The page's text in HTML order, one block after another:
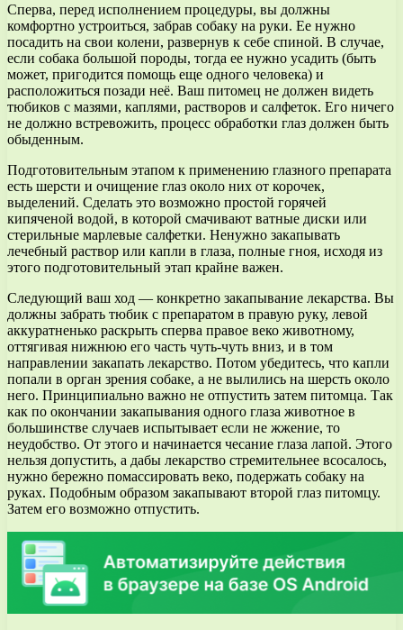
Сперва, перед исполнением процедуры, вы должны
комфортно устроиться, забрав собаку на руки. Ее нужно
посадить на свои колени, развернув к себе спиной. В случае,
если собака большой породы, тогда ее нужно усадить (быть
может, пригодится помощь еще одного человека) и
расположиться позади неё. Ваш питомец не должен видеть
тюбиков с мазями, каплями, растворов и салфеток. Его ничего
не должно встревожить, процесс обработки глаз должен быть
обыденным.
Подготовительным этапом к применению глазного препарата
есть шерсти и очищение глаз около них от корочек,
выделений. Сделать это возможно простой горячей
кипяченой водой, в которой смачивают ватные диски или
стерильные марлевые салфетки. Ненужно закапывать
лечебный раствор или капли в глаза, полные гноя, исходя из
этого подготовительный этап крайне важен.
Следующий ваш ход — конкретно закапывание лекарства. Вы
должны забрать тюбик с препаратом в правую руку, левой
аккуратненько раскрыть сперва правое веко животному,
оттягивая нижнюю его часть чуть-чуть вниз, и в том
направлении закапать лекарство. Потом убедитесь, что капли
попали в орган зрения собаке, а не вылились на шерсть около
него. Принципиально важно не отпустить затем питомца. Так
как по окончании закапывания одного глаза животное в
большинстве случаев испытывает если не жжение, то
неудобство. От этого и начинается чесание глаза лапой. Этого
нельзя допустить, а дабы лекарство стремительнее всосалось,
нужно бережно помассировать веко, подержать собаку на
руках. Подобным образом закапывают второй глаз питомцу.
Затем его возможно отпустить.